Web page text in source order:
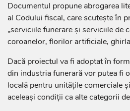
Documentul propune abrogarea
al Codului fiscal, care scutește în
„serviciile funerare și serviciile de
coroanelor, florilor artificiale,
Dacă proiectul va fi adoptat în
din industria funerară vor putea fi
locală pentru unitățile comerciale
aceleași condiții ca alte categorii